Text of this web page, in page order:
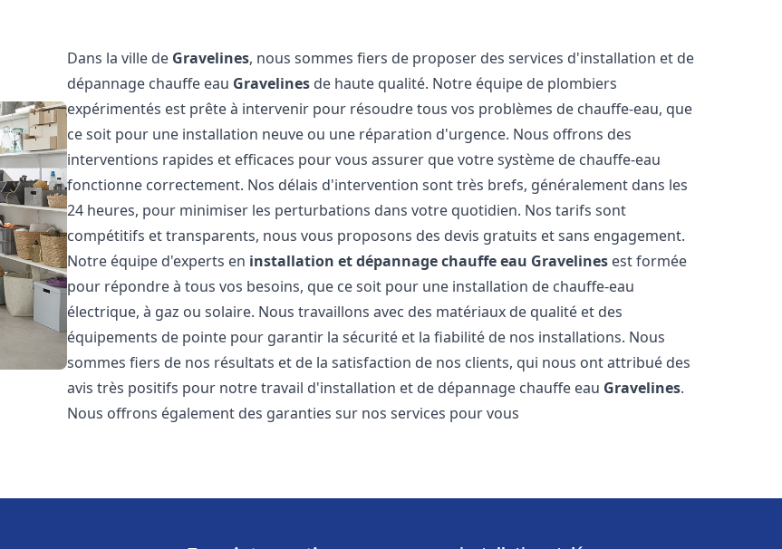
Dans la ville de Gravelines, nous sommes fiers de proposer des services d'installation et de
dépannage chauffe eau Gravelines de haute qualité. Notre équipe de plombiers
expérimentés est prête à intervenir pour résoudre tous vos problèmes de chauffe-eau, que
ce soit pour une installation neuve ou une réparation d'urgence. Nous offrons des
interventions rapides et efficaces pour vous assurer que votre système de chauffe-eau
fonctionne correctement. Nos délais d'intervention sont très brefs, généralement dans les
24 heures, pour minimiser les perturbations dans votre quotidien. Nos tarifs sont
compétitifs et transparents, nous vous proposons des devis gratuits et sans engagement.
Notre équipe d'experts en installation et dépannage chauffe eau Gravelines est formée
pour répondre à tous vos besoins, que ce soit pour une installation de chauffe-eau
électrique, à gaz ou solaire. Nous travaillons avec des matériaux de qualité et des
équipements de pointe pour garantir la sécurité et la fiabilité de nos installations. Nous
sommes fiers de nos résultats et de la satisfaction de nos clients, qui nous ont attribué des
avis très positifs pour notre travail d'installation et de dépannage chauffe eau Gravelines.
Nous offrons également des garanties sur nos services pour vous